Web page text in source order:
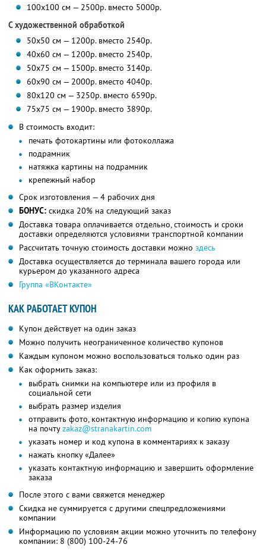
100х100 см — 2500р. вместо 5000р.
С художественной обработкой
50х50 см — 1200р. вместо 2540р.
40х60 см — 1200р. вместо 2540р.
50х75 см — 1500р. вместо 3140р.
60х90 см — 2000р. вместо 4040р.
80х120 см — 3250р. вместо 6590р.
75х75 см — 1900р. вместо 3890р.
В стоимость входит:
печать фотокартины или фотоколлажа
подрамник
натяжка картины на подрамник
крепежный набор
Срок изготовления — 4 рабочих дня
БОНУС: скидка 20% на следующий заказ
Доставка товара оплачивается отдельно, стоимость и сроки
доставки определяются условиями транспортной компании
Рассчитать точную стоимость доставки можно здесь
Доставка осуществляется до терминала вашего города или
курьером до указанного адреса
Группа «ВКонтакте»
КАК РАБОТАЕТ КУПОН
Купон действует на один заказ
Можно получить неограниченное количество купонов
Каждым купоном можно воспользоваться только один раз
Как оформить заказ:
выбрать снимки на компьютере или из профиля в
социальной сети
выбрать размер изделия
отправить фото, контактную информацию и копию купона
на почтуzakaz@stranakartin.com
указать номер и код купона в комментариях к заказу
нажать кнопку «Далее»
указать контактную информацию и завершить оформление
заказа
После этого с вами свяжется менеджер
Скидка не суммируется с другими спецпредложениями
компании
Информацию по условиям акции можно уточнить по телефону
компании: 8 (800) 100-24-76